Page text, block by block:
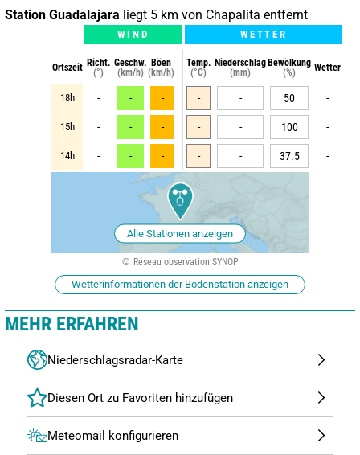
Station Guadalajara liegt 5 km von Chapalita entfernt
WIND WETTER
Ortszeit Richt.
(°)
Geschw.
(km/h)
Böen
(km/h)
Temp.
(°C)
Niederschlag
(mm)
Bewölkung
(%)
Wetter
18h - - - - - 50 -
15h - - - - - 100 -
14h - - - - - 37.5 -
Alle Stationen anzeigen
Réseau observation SYNOP
Wetterinformationen der Bodenstation anzeigen
MEHR ERFAHREN
Niederschlagsradar-Karte
Meteomail konfigurieren